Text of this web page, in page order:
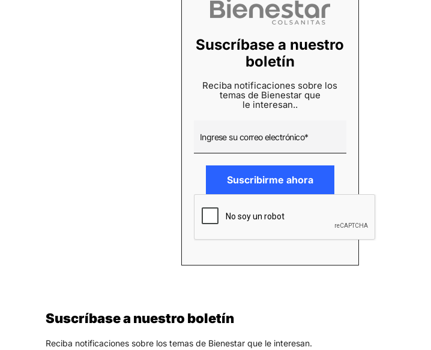
Suscríbase a nuestro
boletín
Reciba notificaciones sobre los
temas de Bienestar que
le interesan..
Suscríbase a nuestro boletín
Reciba notificaciones sobre los temas de Bienestar que le interesan.